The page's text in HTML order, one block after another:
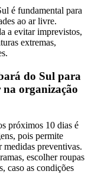
é fundamental para
ao ar livre.
a evitar imprevistos,
extremas,
do Sul para
organização
próximos 10 dias é
pois permite
medidas preventivas.
escolher roupas
caso as condições